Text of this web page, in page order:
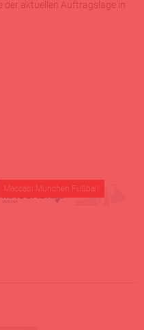
der aktuellen Auftragslage in
Maccabi München Fußball